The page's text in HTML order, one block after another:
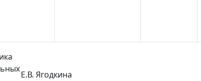
Е.В. Ягодкина